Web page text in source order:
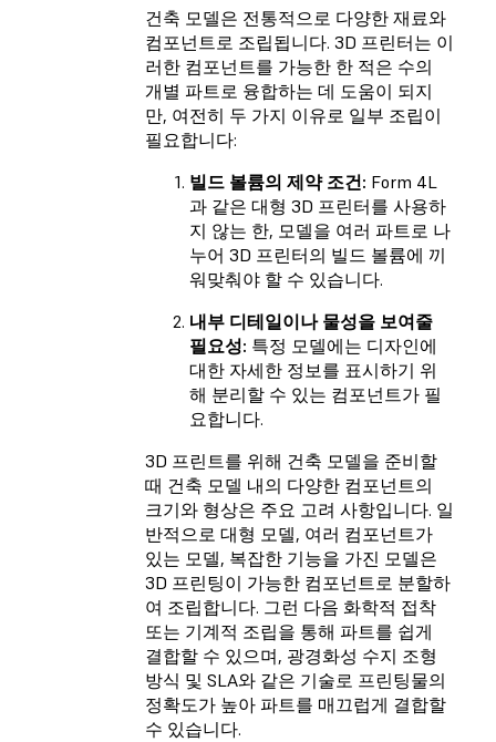
건축 모델은 전통적으로 다양한 재료와
컴포넌트로 조립됩니다. 3D 프린터는 이
러한 컴포넌트를 가능한 한 적은 수의
개별 파트로 융합하는 데 도움이 되지
만, 여전히 두 가지 이유로 일부 조립이
필요합니다:
빌드 볼륨의 제약 조건: Form 4L
과 같은 대형 3D 프린터를 사용하
지 않는 한, 모델을 여러 파트로 나
누어 3D 프린터의 빌드 볼륨에 끼
워맞춰야 할 수 있습니다.
내부 디테일이나 물성을 보여줄
필요성: 특정 모델에는 디자인에
대한 자세한 정보를 표시하기 위
해 분리할 수 있는 컴포넌트가 필
요합니다.
3D 프린트를 위해 건축 모델을 준비할
때 건축 모델 내의 다양한 컴포넌트의
크기와 형상은 주요 고려 사항입니다. 일
반적으로 대형 모델, 여러 컴포넌트가
있는 모델, 복잡한 기능을 가진 모델은
3D 프린팅이 가능한 컴포넌트로 분할하
여 조립합니다. 그런 다음 화학적 접착
또는 기계적 조립을 통해 파트를 쉽게
결합할 수 있으며, 광경화성 수지 조형
방식 및 SLA와 같은 기술로 프린팅물의
정확도가 높아 파트를 매끄럽게 결합할
수 있습니다.